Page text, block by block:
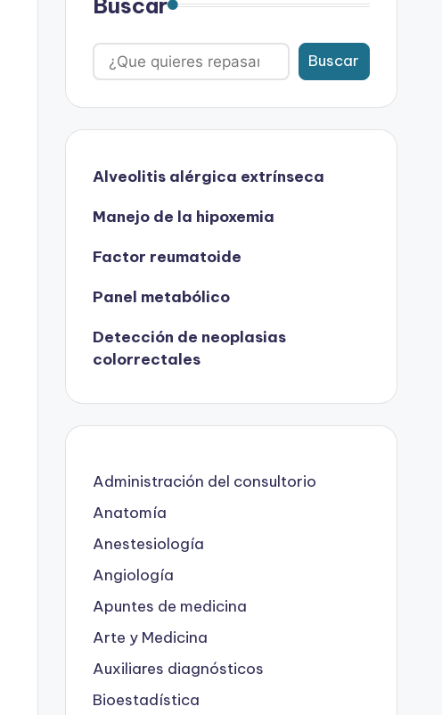
Buscar
Alveolitis alérgica extrínseca
Manejo de la hipoxemia
Factor reumatoide
Panel metabólico
Detección de neoplasias
colorrectales
Administración del consultorio
Anatomía
Anestesiología
Angiología
Apuntes de medicina
Arte y Medicina
Auxiliares diagnósticos
Bioestadística